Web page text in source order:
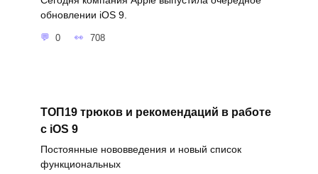
обновлении iOS 9.
0 708
ТОП19 трюков и рекомендаций в работе
с iOS 9
Постоянные нововведения и новый список
функциональных